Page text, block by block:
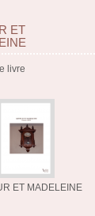
ET
livre
ET MADELEINE